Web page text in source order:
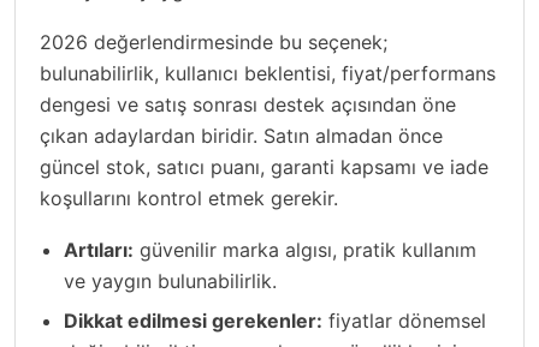
2026 değerlendirmesinde bu seçenek;
bulunabilirlik, kullanıcı beklentisi, fiyat/performans
dengesi ve satış sonrası destek açısından öne
çıkan adaylardan biridir. Satın almadan önce
güncel stok, satıcı puanı, garanti kapsamı ve iade
koşullarını kontrol etmek gerekir.
Artıları: güvenilir marka algısı, pratik kullanım
ve yaygın bulunabilirlik.
Dikkat edilmesi gerekenler: fiyatlar dönemsel